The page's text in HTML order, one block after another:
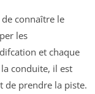
connaître le
les
et chaque
conduite, il est
de prendre la piste.